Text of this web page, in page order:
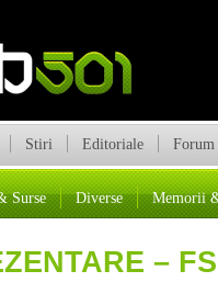
Stiri Editoriale Forum
Surse Diverse Memorii
–